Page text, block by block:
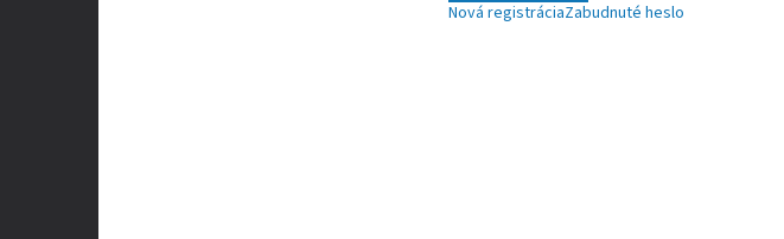
Nová registráciaZabudnuté heslo